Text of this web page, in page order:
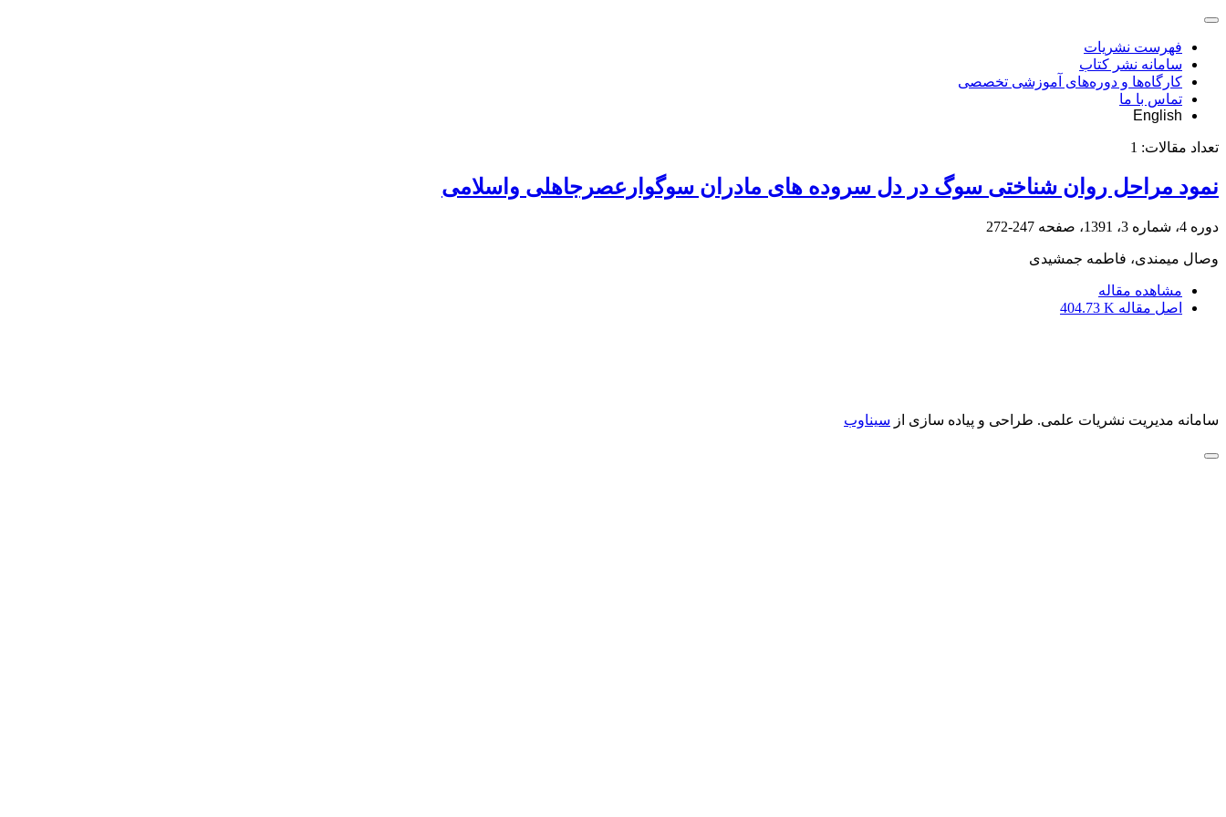
فهرست نشریات
سامانه نشر کتاب
کارگاه‌ها و دوره‌های آموزشی تخصصی
تماس با ما
English
تعداد مقالات: 1
نمود مراحل روان شناختی سوگ در دل سروده های مادران سوگوارعصرجاهلی واسلامی
دوره 4، شماره 3، 1391، صفحه 247-272
وصال میمندی، فاطمه جمشیدی
مشاهده مقاله
اصل مقاله 404.73 K
سامانه مدیریت نشریات علمی. طراحی و پیاده سازی از سیناوب